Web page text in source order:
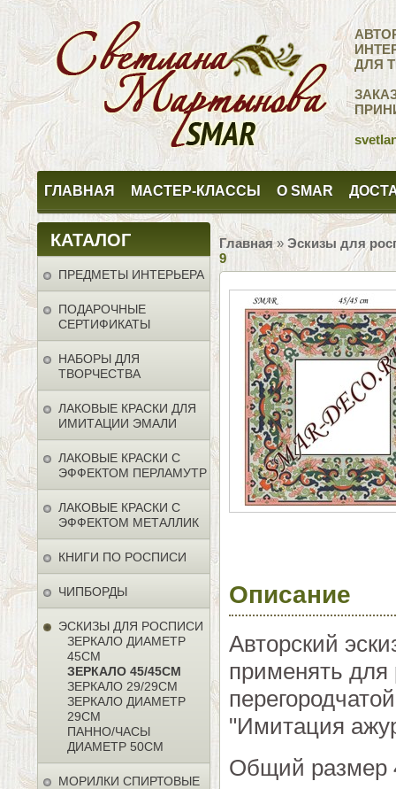
ДЛЯ
ГЛАВНАЯ МАСТЕР-КЛАССЫ О SMAR
КАТАЛОГ
ПРЕДМЕТЫ ИНТЕРЬЕРА
ПОДАРОЧНЫЕ
СЕРТИФИКАТЫ
НАБОРЫ ДЛЯ
ТВОРЧЕСТВА
ЛАКОВЫЕ КРАСКИ ДЛЯ
ИМИТАЦИИ ЭМАЛИ
ЛАКОВЫЕ КРАСКИ С
ЭФФЕКТОМ ПЕРЛАМУТР
ЛАКОВЫЕ КРАСКИ С
ЭФФЕКТОМ МЕТАЛЛИК
КНИГИ ПО РОСПИСИ
ЧИПБОРДЫ
ЭСКИЗЫ ДЛЯ РОСПИСИ
ЗЕРКАЛО ДИАМЕТР
45СМ
ЗЕРКАЛО 45/45СМ
ЗЕРКАЛО 29/29СМ
ЗЕРКАЛО ДИАМЕТР
29СМ
ПАННО/ЧАСЫ
ДИАМЕТР 50СМ
МОРИЛКИ СПИРТОВЫЕ
Главная» Эскизы для
9
Описание
Авторский
применять для
"Имитация
Общий размер